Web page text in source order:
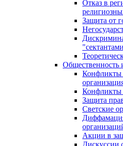
Отказ в
Защита от
Конфликты
Конфликты
Защита
Светские
Акции в